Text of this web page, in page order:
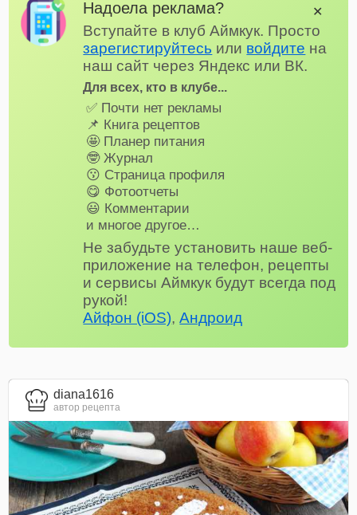
Надоела реклама?
Вступайте в клуб Аймкук. Просто
зарегистируйтесь или войдите на
наш сайт через Яндекс или ВК.
Для всех, кто в клубе...
✅ Почти нет рекламы
📌 Книга рецептов
🤩 Планер питания
🤓 Журнал
😗 Страница профиля
😋 Фотоотчеты
😃 Комментарии
и многое другое…
Не забудьте установить наше веб-
приложение на телефон, рецепты
и сервисы Аймкук будут всегда под
рукой!
Айфон (iOS),Андроид
✕
diana1616
автор рецепта